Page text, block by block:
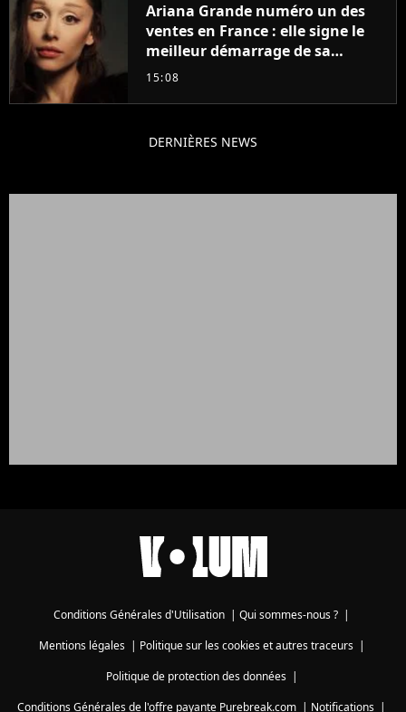
Ariana Grande numéro un des
ventes en France : elle signe le
meilleur démarrage de sa
carrière avec son album Petal
15:08
DERNIÈRES NEWS
Conditions Générales d'Utilisation | Qui sommes-nous ? |
Mentions légales| Politique sur les cookies et autres traceurs|
Politique de protection des données|
Conditions Générales de l'offre payante Purebreak.com | Notifications |